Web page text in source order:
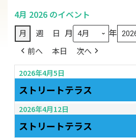
4月 2026 のイベント
月 週 日 月 年
前へ 本日 次へ
2026年4月5日
ストリートテラス
2026年4月12日
ストリートテラス